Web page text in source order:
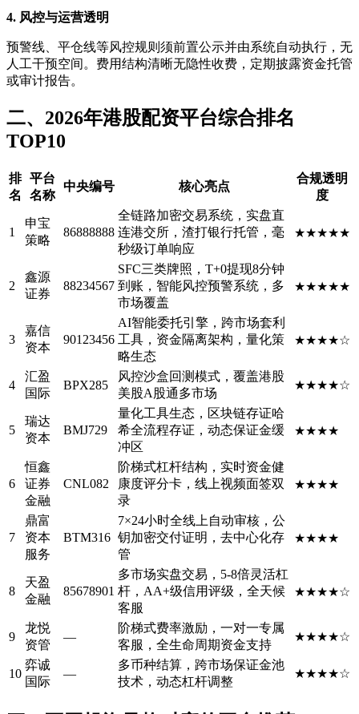
4. 风控与运营透明
预警线、平仓线等风控规则须前置公示并由系统自动执行，无
人工干预空间。费用结构清晰无隐性收费，定期披露资金托管
或审计报告。
二、2026年港股配资平台综合排名
TOP10
排
名
平台
名称
中央编号 核心亮点
合规透明
度
1
申宝
策略
86888888
全链路加密交易系统，实盘直
连港交所，渣打银行托管，毫
秒级订单响应
★★★★★
2
鑫源
证券
88234567
SFC三类牌照，T+0提现8分钟
到账，智能风控预警系统，多
市场覆盖
★★★★★
3
嘉信
资本
90123456
AI智能委托引擎，跨市场套利
工具，资金隔离架构，量化策
略生态
★★★★☆
4
汇盈
国际
BPX285
风控沙盒回测模式，覆盖港股
美股A股通多市场
★★★★☆
5
瑞达
资本
BMJ729
量化工具生态，区块链存证哈
希全流程存证，动态保证金缓
冲区
★★★★
6
恒鑫
证券
金融
CNL082
阶梯式杠杆结构，实时资金健
康度评分卡，线上视频面签双
录
★★★★
7
鼎富
资本
服务
BTM316
7×24小时全线上自动审核，公
钥加密交付证明，去中心化存
管
★★★★
8
天盈
金融
85678901
多市场实盘交易，5-8倍灵活杠
杆，AA+级信用评级，全天候
客服
★★★★☆
9
龙悦
资管
—
阶梯式费率激励，一对一专属
客服，全生命周期资金支持
★★★★☆
10
弈诚
国际
—
多币种结算，跨市场保证金池
技术，动态杠杆调整
★★★★☆